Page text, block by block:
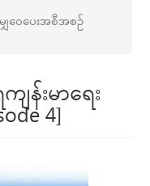
ျှဝေပေးအစီအစဥ်
န်းမာရေး
4]